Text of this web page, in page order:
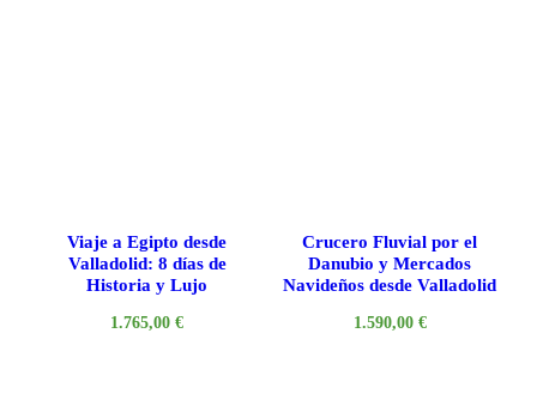
Viaje a Egipto desde
Valladolid: 8 días de
Historia y Lujo
1.765,00€
Crucero Fluvial por el
Danubio y Mercados
Navideños desde Valladolid
1.590,00 €